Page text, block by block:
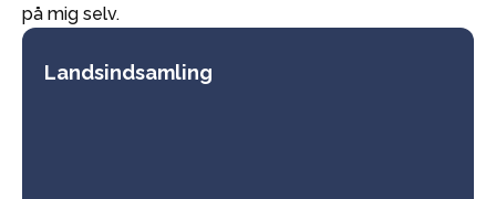
på mig selv.
Landsindsamling